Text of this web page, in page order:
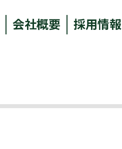
会社概要 採用情報